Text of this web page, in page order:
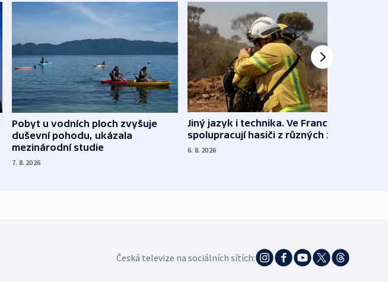
Pobyt u vodních ploch zvyšuje
duševní pohodu, ukázala
mezinárodní studie
7. 8. 2026
Jiný jazyk i technika. Ve Francii
spolupracují hasiči z různých zemí
6. 8. 2026
Česká televize na sociálních sítích: